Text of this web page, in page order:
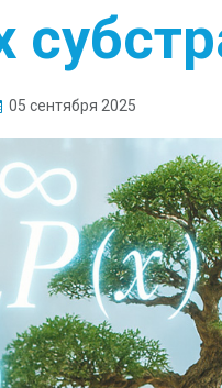
05 сентября 2025